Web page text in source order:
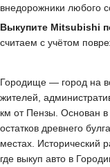
внедорожники любого
Выкупите Mitsubishi
считаем с учётом
Городище — город на
жителей,
км от Пензы. Основан в
остатков древнего
местах. Исторический
где выкуп авто в